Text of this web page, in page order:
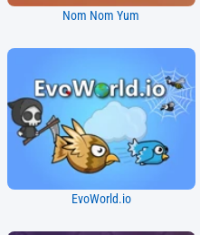
Nom Nom Yum
EvoWorld.io